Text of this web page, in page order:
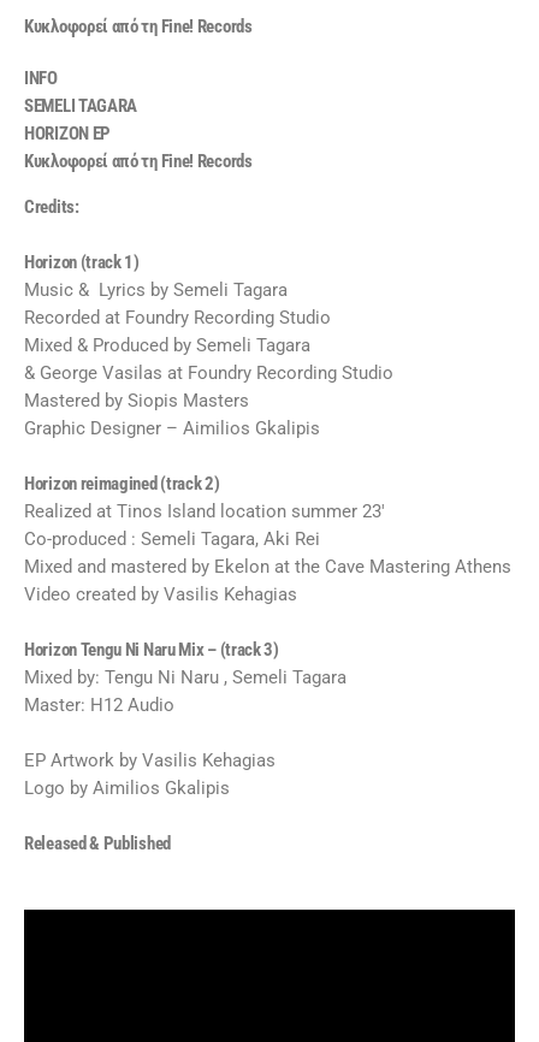
Κυκλοφορεί από τη Fine! Records
INFO
SEMELI TAGARA
HORIZON EP
Κυκλοφορεί από τη Fine! Records
Credits:
Horizon (track 1)
Music & Lyrics by Semeli Tagara
Recorded at Foundry Recording Studio
Mixed & Produced by Semeli Tagara
& George Vasilas at Foundry Recording Studio
Mastered by Siopis Masters
Graphic Designer – Aimilios Gkalipis
Horizon reimagined (track 2)
Realized at Tinos Island location summer 23′
Co-produced : Semeli Tagara, Aki Rei
Mixed and mastered by Ekelon at the Cave Mastering Athens
Video created by Vasilis Kehagias
Horizon Tengu Ni Naru Mix – (track 3)
Mixed by: Tengu Ni Naru , Semeli Tagara
Master: H12 Audio
EP Artwork by Vasilis Kehagias
Logo by Aimilios Gkalipis
Released & Published